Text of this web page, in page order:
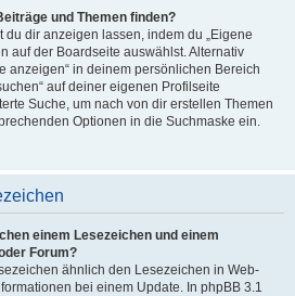
und Themen finden?
dir anzeigen lassen, indem du „Eigene
auf der Boardseite auswählst. Alternativ
anzeigen“ in deinem persönlichen Bereich
auf deiner eigenen Profilseite
Suche, um nach von dir erstellen Themen
Optionen in die Suchmaske ein.
einem Lesezeichen und einem
Forum?
ähnlich den Lesezeichen in Web-
bei einem Update. In phpBB 3.1